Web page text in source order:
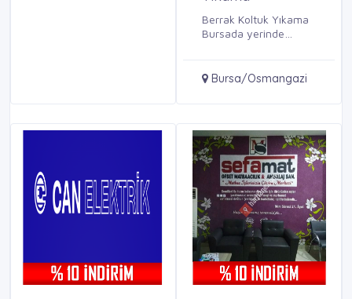
Berrak Koltuk Yıkama
Bursada yerinde
sunar. Profesyonel ...
Bursa/Osmangazi